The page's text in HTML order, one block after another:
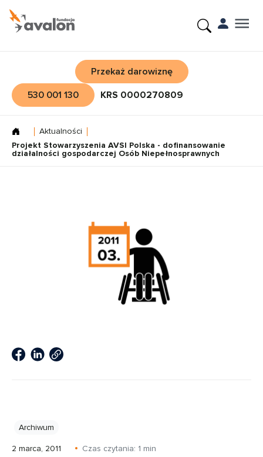
Przekaż darowiznę
530 001 130
KRS 0000270809
Aktualności
Projekt Stowarzyszenia AVSI Polska - dofinansowanie
działalności gospodarczej Osób Niepełnosprawnych
Archiwum
2 marca, 2011 Czas czytania: 1 min